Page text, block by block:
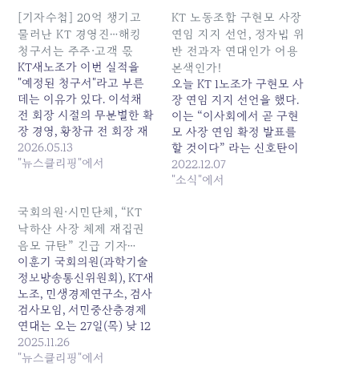
[기자수첩] 20억 챙기고
물러난 KT 경영진…해킹
청구서는 주주·고객 몫
KT새노조가 이번 실적을
"예정된 청구서"라고 부른
데는 이유가 있다. 이석채
전 회장 시절의 무분별한 확
장 경영, 황창규 전 회장 재
임 시절의 아현 통신구 화
재, 이번 김영섭 전 사장 체
20억 챙기고 물러난 KT 경
영진…해킹 청구서는 주주·
고객 몫 발행일: 2026-05-
13 14:50:00
2026.05.13
"뉴스클리핑"에서
KT 노동조합 구현모 사장
연임 지지 선언, 정자법 위
반 전과자 연대인가 어용
본색인가!
오늘 KT 1노조가 구현모 사
장 연임 지지 선언을 했다.
이는 “이사회에서 곧 구현
모 사장 연임 확정 발표를
할 것이다” 라는 신호탄이
다. 과거 사례를 볼때 연임
확정 시기가 임박하고 CEO
2022.12.07
"소식"에서
국회의원·시민단체, “KT
낙하산 사장 체제 재집권
음모 규탄” 긴급 기자…
이훈기 국회의원(과학기술
정보방송통신위원회), KT새
노조, 민생경제연구소, 검사
검사모임, 서민중산층경제
연대는 오는 27일(목) 낮 12
시 20분 국회 소통관에서
공동 기자회견을 개최한다.
2025.11.26
"뉴스클리핑"에서